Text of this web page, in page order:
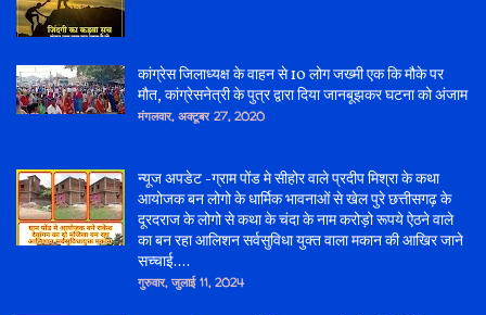
कांग्रेस जिलाध्यक्ष के वाहन से 10 लोग जख्मी एक कि मौके पर
मौत, कांग्रेसनेत्री के पुत्र द्वारा दिया जानबूझकर घटना को अंजाम
मंगलवार, अक्टूबर 27, 2020
न्यूज अपडेट -ग्राम पोंड मे सीहोर वाले प्रदीप मिश्रा के कथा
आयोजक बन लोगो के धार्मिक भावनाओं से खेल पुरे छत्तीसगढ़ के
दूरदराज के लोगो से कथा के चंदा के नाम करोड़ो रूपये ऐठने वाले
का बन रहा आलिशन सर्वसुविधा युक्त वाला मकान की आखिर जाने
सच्चाई....
गुरुवार, जुलाई 11, 2024